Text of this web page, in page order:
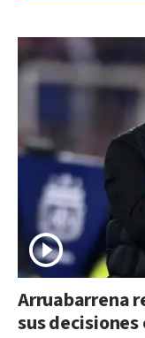
Arruabarrena
sus